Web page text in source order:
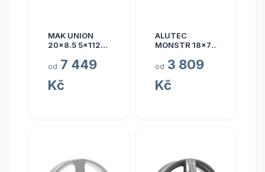
MAK UNION
20x8.5 5x112
od 7 449
Kč
ALUTEC
MONSTR 18x7.5
od 3 809
Kč